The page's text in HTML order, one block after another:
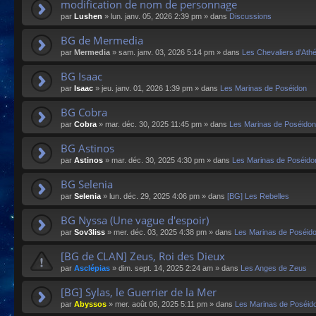
modification de nom de personnage
par Lushen » lun. janv. 05, 2026 2:39 pm » dans Discussions
BG de Mermedia
par Mermedia » sam. janv. 03, 2026 5:14 pm » dans Les Chevaliers
BG Isaac
par Isaac » jeu. janv. 01, 2026 1:39 pm » dans Les Marinas de Poséidon
BG Cobra
par Cobra» mar. déc. 30, 2025 11:45 pm » dans Les Marinas de Poséidon
BG Astinos
par Astinos » mar. déc. 30, 2025 4:30 pm » dans Les Marinas de
BG Selenia
par Selenia» lun. déc. 29, 2025 4:06 pm » dans [BG] Les Rebelles
BG Nyssa (Une vague d'espoir)
par Sov3liss » mer. déc. 03, 2025 4:38 pm » dans Les Marinas de
[BG de CLAN] Zeus, Roi des Dieux
par Asclépias » dim. sept. 14, 2025 2:24 am » dans Les Anges de Zeus
[BG] Sylas, le Guerrier de la Mer
par Abyssos » mer. août 06, 2025 5:11 pm » dans Les Marinas de